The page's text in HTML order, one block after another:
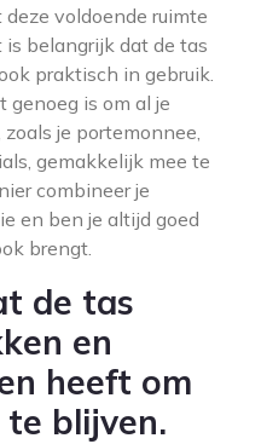
voldoende ruimte
is belangrijk dat de tas
praktisch in gebruik.
genoeg is om al je
je portemonnee,
gemakkelijk mee te
combineer je
en ben je altijd goed
brengt.
de tas
en
heeft om
blijven.